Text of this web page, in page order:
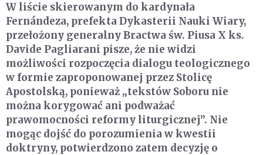
W liście skierowanym do kardynała
Fernándeza, prefekta Dykasterii Nauki Wiary,
przełożony generalny Bractwa św. Piusa X ks.
Davide Pagliarani pisze, że nie widzi
możliwości rozpoczęcia dialogu teologicznego
w formie zaproponowanej przez Stolicę
Apostolską, ponieważ „tekstów Soboru nie
można korygować ani podważać
prawomocności reformy liturgicznej”. Nie
mogąc dojść do porozumienia w kwestii
doktryny, potwierdzono zatem decyzję o